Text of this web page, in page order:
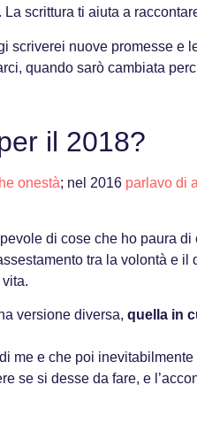
scrittura ti aiuta a
scriverei nuove promesse e
quando sarò cambiata
il 2018?
onestà; nel 2016 parlavo di
di cose che ho paura
tra la volontà e
versione diversa, quella in
me e che poi
se si desse da fare, e